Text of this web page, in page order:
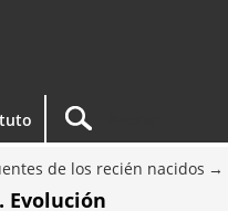
de los recién nacidos
Evolución